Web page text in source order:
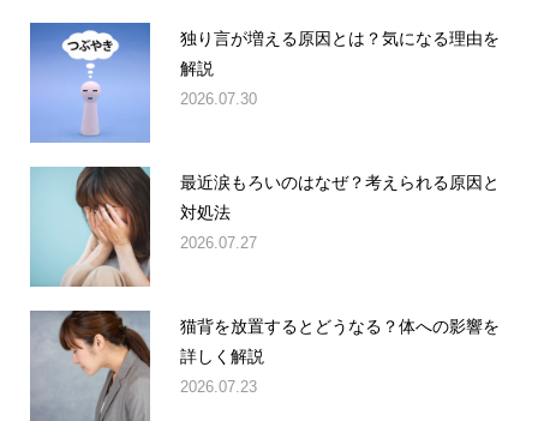
独り言が増える原因とは？気になる理由を
解説
2026.07.30
最近涙もろいのはなぜ？考えられる原因と
対処法
2026.07.27
猫背を放置するとどうなる？体への影響を
詳しく解説
2026.07.23